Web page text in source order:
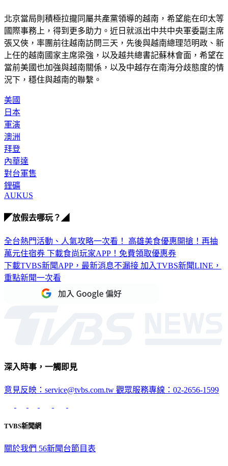
北京當局則積極拉攏同屬共產黨領導的越南，希望能在印太等
國際事務上，得到更多助力。近日就派出中共中央軍委副主席
張又俠，率團前往越南訪問三天，先後與越南總理范明政、新
上任的越南國家主席梁強，以及越共總書記蘇林會面，希望在
當前美國也加強與越南關係，以及中越存在南海分歧態度的情
況下，穩住與越南的聯繫。
美國
日本
軍演
澳洲
拜登
內華達
對台軍售
鋰礦
AUKUS
◤放假去哪玩？◢
全台熱門活動、人氣攻略一次看！ 高雄美食優惠開搶！再抽
萬元住宿券 下載食尚玩家APP！免費領取優惠券
下載TVBS新聞APP，最新消息不漏接 加入TVBS新聞LINE，
重點新聞一次看
深入時事，一觸即見
意見反映：service@tvbs.com.tw 觀眾服務專線：02-2656-1599
TVBS新聞網
關於我們 56新聞台節目表